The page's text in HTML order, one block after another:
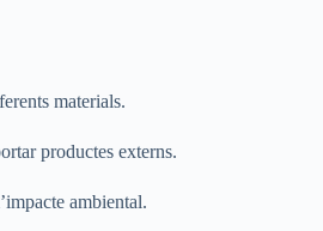
materials.
productes externs.
ambiental.